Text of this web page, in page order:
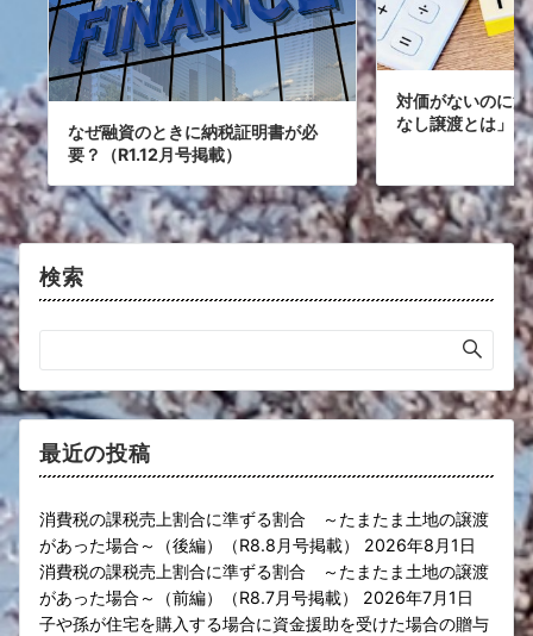
なぜ融資のときに納税証明書が必
要？（R1.12月号掲載）
対価がないのに
なし譲渡とは」
検索
最近の投稿
消費税の課税売上割合に準ずる割合 ～たまたま土地の譲渡
があった場合～（後編）（R8.8月号掲載）
2026年8月1日
消費税の課税売上割合に準ずる割合 ～たまたま土地の譲渡
があった場合～（前編）（R8.7月号掲載）
2026年7月1日
子や孫が住宅を購入する場合に資金援助を受けた場合の贈与